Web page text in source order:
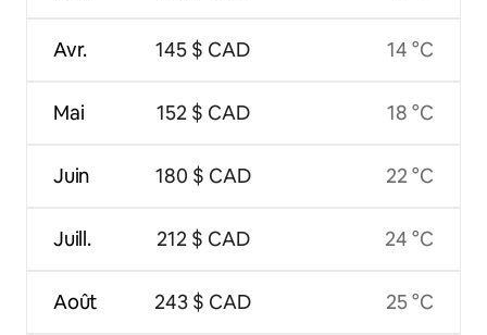
Avr.
Mai
Juin
Juill.
Août
145 $ CAD
152 $ CAD
180 $ CAD
212 $ CAD
243 $ CAD
14 °C
18 °C
22 °C
24 °C
25 °C